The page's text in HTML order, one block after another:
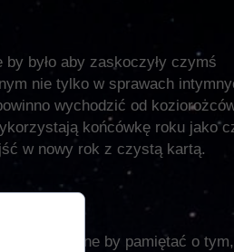
było aby zaskoczyły czymś
nie tylko w sprawach
wychodzić od
końcówkę roku jako
w nowy rok z czystą kartą.
ważne by pamiętać o